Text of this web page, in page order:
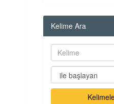
Kelime Ara